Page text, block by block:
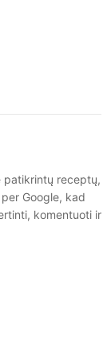
patikrintų receptų,
Google, kad
komentuoti ir